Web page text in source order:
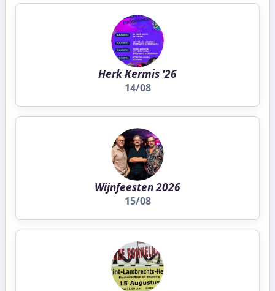
Herk Kermis '26
14/08
Wijnfeesten 2026
15/08